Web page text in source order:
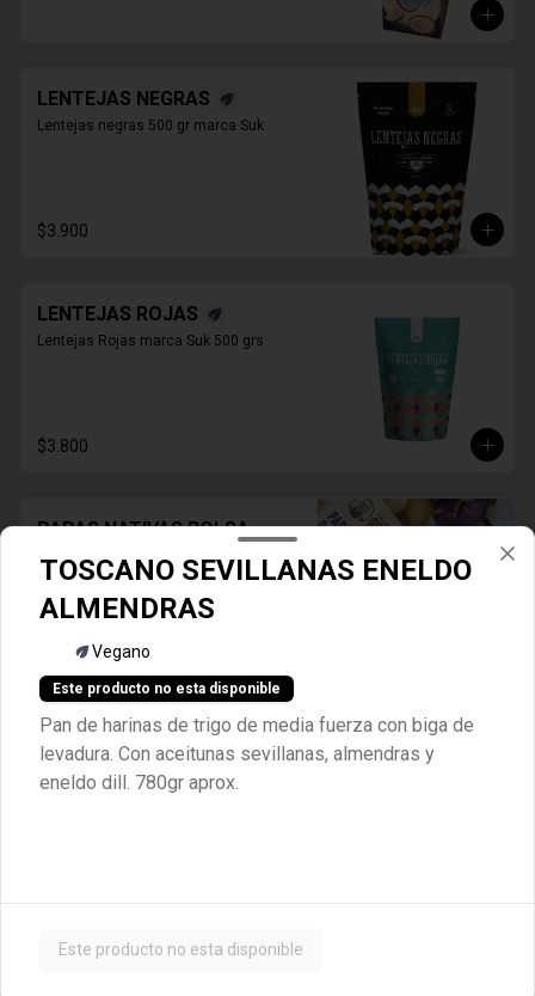
LENTEJAS NEGRAS
Lentejas negras 500 gr marca Suk
$3.900
LENTEJAS ROJAS
Lentejas Rojas marca Suk 500 grs
$3.800
PAPAS NATIVAS BOLSA
Papas nativas marca Gololo 210 gr
$4.800
PAPAS REGIONALES BOLSA
Papas regionales marca Gololo 210 gr
PASSATA DI POMODORO
TOSCANO SEVILLANAS ENELDO
ALMENDRAS
Vegano
Este producto no esta disponible
Pan de harinas de trigo de media fuerza con biga de
levadura. Con aceitunas sevillanas, almendras y
eneldo dill. 780gr aprox.
Este producto no esta disponible